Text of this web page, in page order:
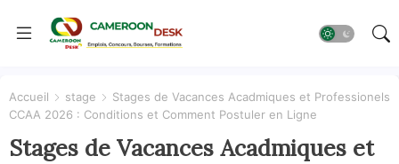
Accueil stage
Stages de Vacances Acadmiques et Professionels
CCAA 2026 : Conditions et Comment Postuler en Ligne
Stages de Vacances Acadmiques et